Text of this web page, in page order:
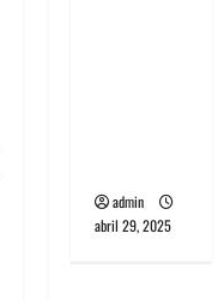
admin
abril 29, 2025